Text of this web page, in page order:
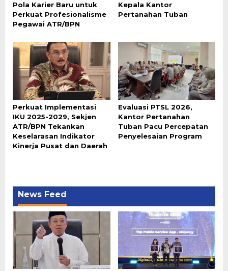
Pola Karier Baru untuk
Perkuat Profesionalisme
Pegawai ATR/BPN
Kepala Kantor
Pertanahan Tuban
Perkuat Implementasi
IKU 2025-2029, Sekjen
ATR/BPN Tekankan
Keselarasan Indikator
Kinerja Pusat dan Daerah
Evaluasi PTSL 2026,
Kantor Pertanahan
Tuban Pacu Percepatan
Penyelesaian Program
News Feed